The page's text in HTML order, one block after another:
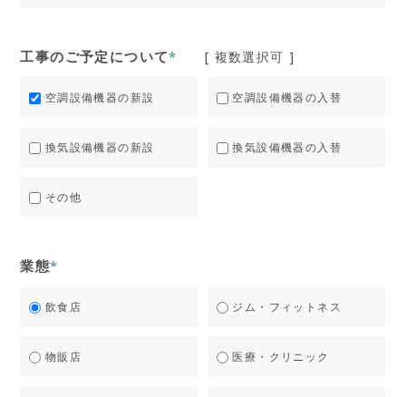
工事のご予定について* [ 複数選択可 ]
空調設備機器の新設 空調設備機器の入替
換気設備機器の新設 換気設備機器の入替
その他
業態*
飲食店 ジム・フィットネス
物販店 医療・クリニック